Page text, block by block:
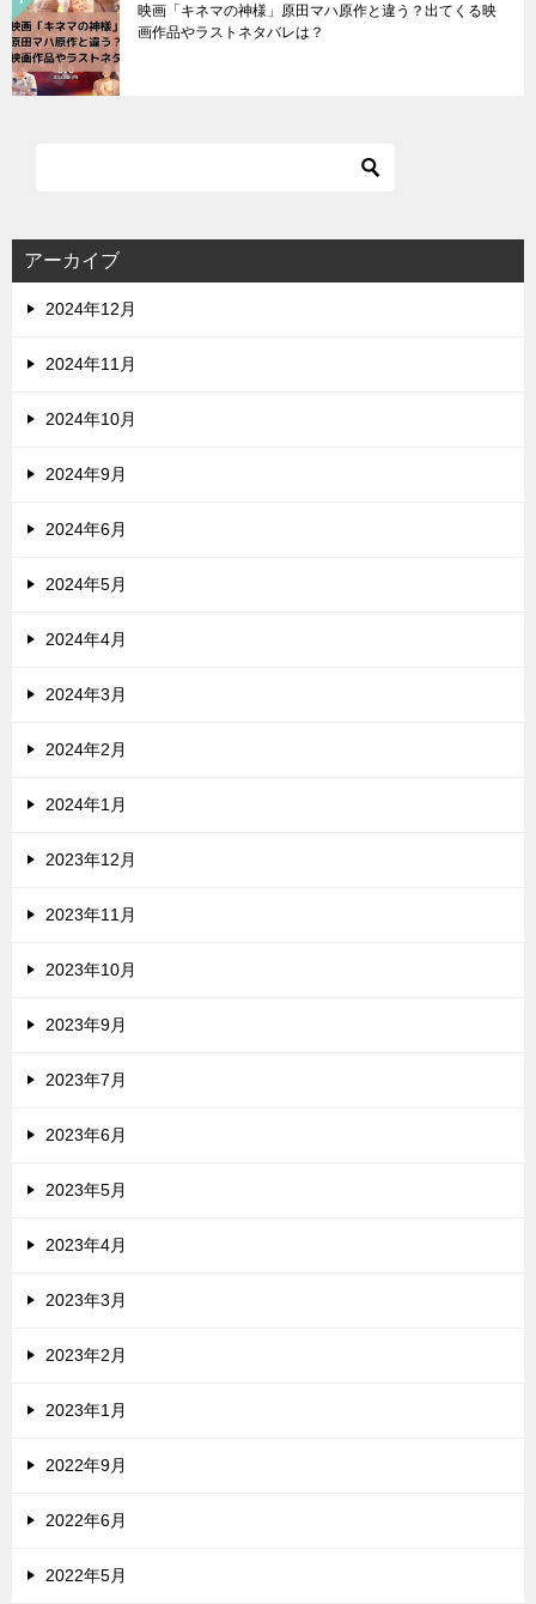
映画「キネマの神様」原田マハ原作と違う？出てくる映
画作品やラストネタバレは？
アーカイブ
2024年12月
2024年11月
2024年10月
2024年9月
2024年6月
2024年5月
2024年4月
2024年3月
2024年2月
2024年1月
2023年12月
2023年11月
2023年10月
2023年9月
2023年7月
2023年6月
2023年5月
2023年4月
2023年3月
2023年2月
2023年1月
2022年9月
2022年6月
2022年5月